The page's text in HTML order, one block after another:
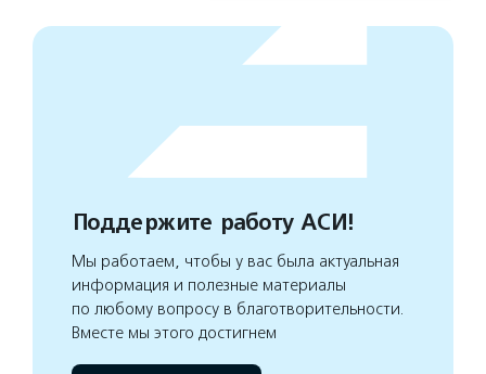
Поддержите работу АСИ!
Мы работаем, чтобы у вас была актуальная
информация и полезные материалы
по любому вопросу в благотворительности.
Вместе мы этого достигнем